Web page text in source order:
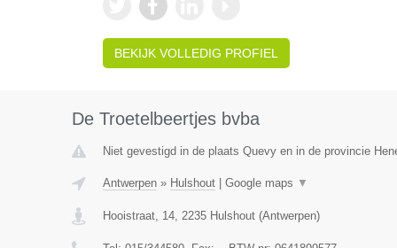
BEKIJK VOLLEDIG PROFIEL
De Troetelbeertjes bvba
Niet gevestigd in de plaats Quevy en in de provincie
Antwerpen» Hulshout| Google maps ▼
Hooistraat, 14, 2235 Hulshout(Antwerpen)